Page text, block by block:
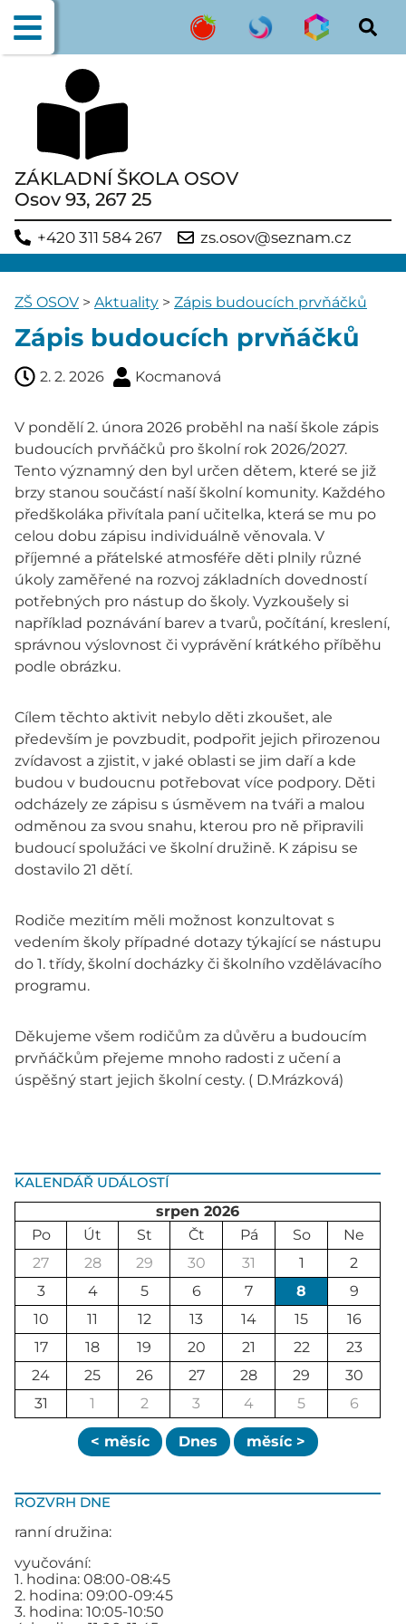
ZÁKLADNÍ ŠKOLA OSOV
Osov 93, 267 25
+420 311 584 267 zs.osov@seznam.cz
KALENDÁŘ UDÁLOSTÍ
srpen 2026
Po
Út St Čt Pá So
Ne
27
28 29 30 31 1
2
3
4 5 6 7 8
9
10
11 12 13 14 15
16
17
18 19 20 21 22
23
24
25 26 27 28 29
30
31
1 2 3 4 5 6
< měsíc Dnes měsíc >
ROZVRH DNE
ranní družina:
vyučování:
1. hodina: 08:00-08:45
2. hodina: 09:00-09:45
3. hodina: 10:05-10:50
ZŠ OSOV > Aktuality > Zápis budoucích prvňáčků
Zápis budoucích prvňáčků
2. 2. 2026 Kocmanová
V pondělí 2. února 2026 proběhl na naší škole zápis
budoucích prvňáčků pro školní rok 2026/2027.
Tento významný den byl určen dětem, které se již
brzy stanou součástí naší školní komunity. Každého
předškoláka přivítala paní učitelka, která se mu po
celou dobu zápisu individuálně věnovala. V
příjemné a přátelské atmosféře děti plnily různé
úkoly zaměřené na rozvoj základních dovedností
potřebných pro nástup do školy. Vyzkoušely si
například poznávání barev a tvarů, počítání, kreslení,
správnou výslovnost či vyprávění krátkého příběhu
podle obrázku.
Cílem těchto aktivit nebylo děti zkoušet, ale
především je povzbudit, podpořit jejich přirozenou
zvídavost a zjistit, v jaké oblasti se jim daří a kde
budou v budoucnu potřebovat více podpory. Děti
odcházely ze zápisu s úsměvem na tváři a malou
odměnou za svou snahu, kterou pro ně připravili
budoucí spolužáci ve školní družině. K zápisu se
dostavilo 21 dětí.
Rodiče mezitím měli možnost konzultovat s
vedením školy případné dotazy týkající se nástupu
do 1. třídy, školní docházky či školního vzdělávacího
programu.
Děkujeme všem rodičům za důvěru a budoucím
prvňáčkům přejeme mnoho radosti z učení a
úspěšný start jejich školní cesty. ( D.Mrázková)